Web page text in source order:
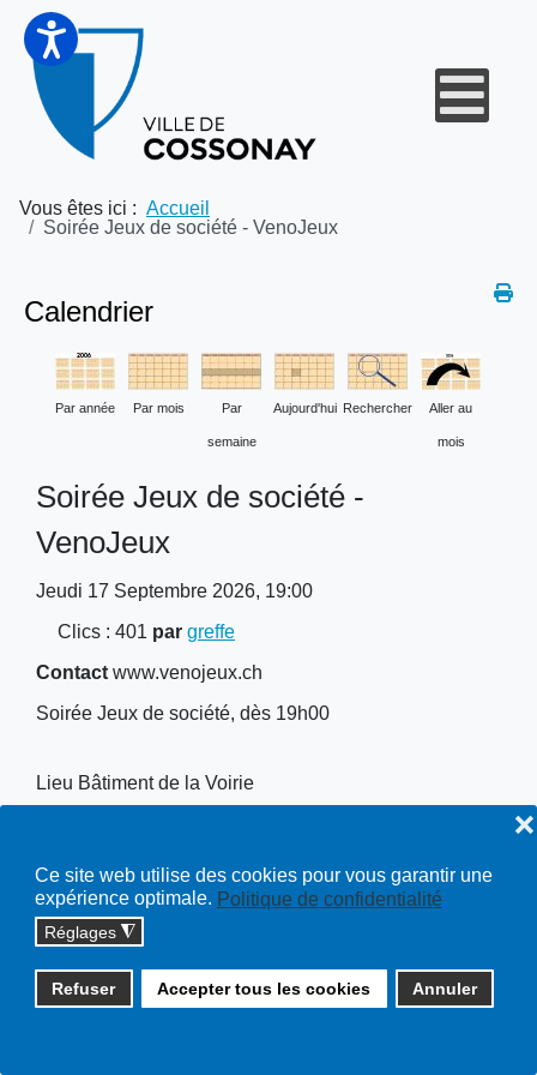
Ce site web utilise des cookies pour vous garantir une
expérience optimale. Politique de confidentialité
Réglages ◮
Refuser Accepter tous les cookies Annuler
❌
Vous êtes ici : Accueil
Soirée Jeux de société - VenoJeux
Calendrier
Par année Par mois Par
semaine
Aujourd'hui Rechercher Aller au
mois
Soirée Jeux de société -
VenoJeux
Jeudi 17 Septembre 2026, 19:00
Clics : 401 pargreffe
Contact www.venojeux.ch
Soirée Jeux de société, dès 19h00
Lieu Bâtiment de la Voirie
Copyright © 2026 cossonay.ch - tous droits réservés | site :
solutions informatiques
Plan du site